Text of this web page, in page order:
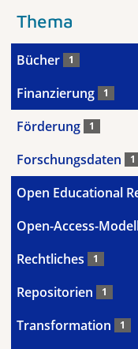
Thema
Bücher 1
Finanzierung 1
Förderung 1
Forschungsdaten 1
Open Educational
Open-Access-
Rechtliches 1
Repositorien 1
Transformation 1